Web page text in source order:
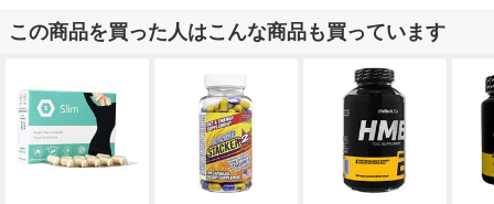
この商品を買った人はこんな商品も買っています